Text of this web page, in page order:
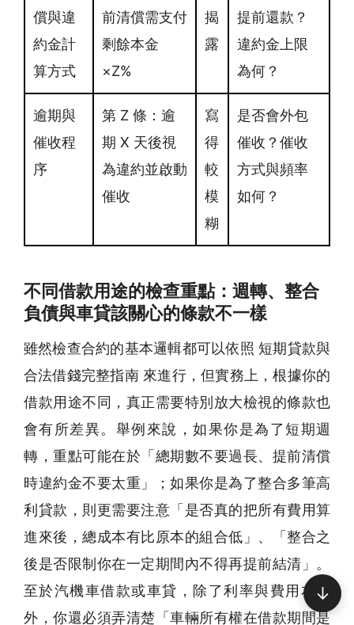
償與違
約金計
算方式
前清償需支付
剩餘本金
×Z%
揭
露
提前還款？
違約金上限
為何？
逾期與
催收程
序
第 Z 條：逾
期 X 天後視
為違約並啟動
催收
寫
得
較
模
糊
是否會外包
催收？催收
方式與頻率
如何？
不同借款用途的檢查重點：週轉、整合
負債與車貸該關心的條款不一樣
雖然檢查合約的基本邏輯都可以依照 短期貸款與
合法借錢完整指南 來進行，但實務上，根據你的
借款用途不同，真正需要特別放大檢視的條款也
會有所差異。舉例來說，如果你是為了短期週
轉，重點可能在於「總期數不要過長、提前清償
時違約金不要太重」；如果你是為了整合多筆高
利貸款，則更需要注意「是否真的把所有費用算
進來後，總成本有比原本的組合低」、「整合之
後是否限制你在一定期間內不得再提前結清」。
至於汽機車借款或車貸，除了利率與費用本身
外，你還必須弄清楚「車輛所有權在借款期間是
↓